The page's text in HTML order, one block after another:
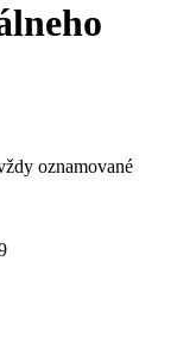
oznamované